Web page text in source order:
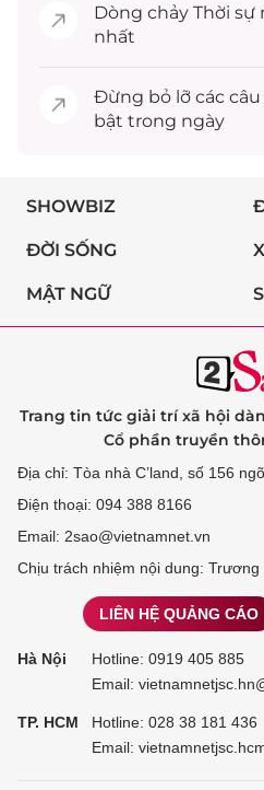
Dòng chảy Thời sự
nhất
Đừng bỏ lỡ các
bật trong ngày
SHOWBIZ
ĐỜI SỐNG
MẬT NGỮ
Trang tin tức giải trí xã hội
Cổ phần truyền
Địa chỉ: Tòa nhà C’land, số 156
Điện thoại: 094 388 8166
Email: 2sao@vietnamnet.vn
Chịu trách nhiệm nội dung:
LIÊN HỆ QUẢNG CÁO
Hà Nội Hotline: 0919 405 885
Email:
TP. HCM Hotline: 028 38 181 436
Email: